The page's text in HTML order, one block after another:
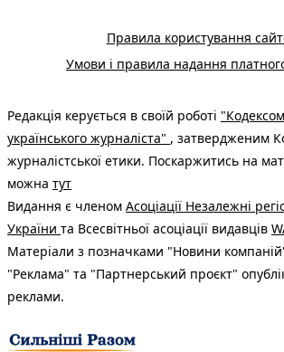
Правила користування
Умови і правила надання
Редакція керується в своїй роботі
українського журналіста" , затвердженим
журналістської етики. Поскаржитись на
можна тут
Видання є членом Асоціації Незалежні
України та Всесвітньої асоціації видавців
Матеріали з позначками "Новини
"Реклама" та "Партнерський проєкт"
реклами.